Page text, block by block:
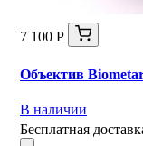
7 100 Р
Объектив
В наличии
Бесплатная